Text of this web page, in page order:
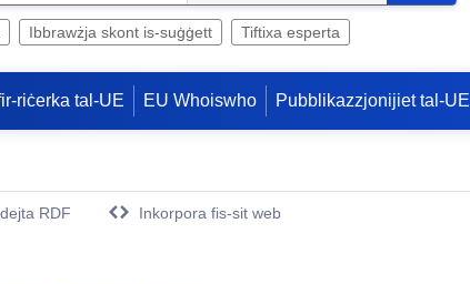
Ibbrawżja skont is-suġġett Tiftixa esperta
riċerka tal-UE EU Whoiswho Pubblikazzjonijiet tal-UE
RDF
Inkorpora fis-sit web